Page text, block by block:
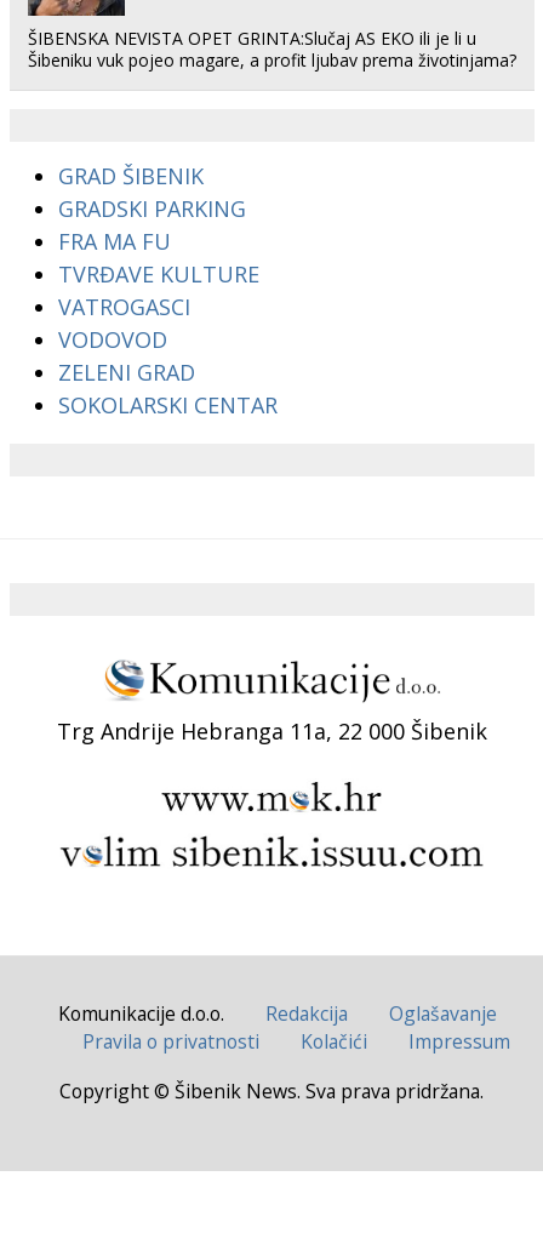
ŠIBENSKA NEVISTA OPET GRINTA:Slučaj AS EKO ili je li u
Šibeniku vuk pojeo magare, a profit ljubav prema životinjama?
GRAD ŠIBENIK
GRADSKI PARKING
FRA MA FU
TVRĐAVE KULTURE
VATROGASCI
VODOVOD
ZELENI GRAD
SOKOLARSKI CENTAR
Trg Andrije Hebranga 11a, 22 000 Šibenik
Komunikacije d.o.o. Redakcija
Oglašavanje
Pravila o privatnosti
Kolačići
Impressum
Copyright © Šibenik News. Sva prava pridržana.